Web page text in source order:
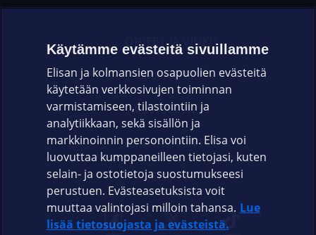
OHJEET JA VINKIT
OMAYHTEISÖ
VIANSELVITYS
ASIAKASPALVELU
ELISA.FI
Käytämme evästeitä sivuillamme
Elisan ja kolmansien osapuolien evästeitä
käytetään verkkosivujen toiminnan
varmistamiseen, tilastointiin ja
analytiikkaan, sekä sisällön ja
markkinoinnin personointiin. Elisa voi
luovuttaa kumppaneilleen tietojasi, kuten
selain- ja ostotietoja suostumukseesi
perustuen. Evästeasetuksista voit
muuttaa valintojasi milloin tahansa. Lue
lisää tietosuojasta ja evästeistä.